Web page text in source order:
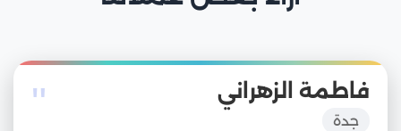
" فاطمة الزهراني
جدة